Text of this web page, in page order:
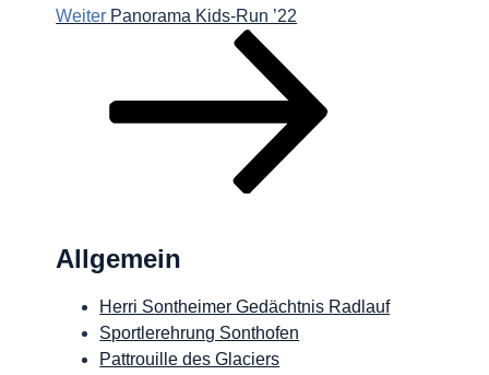
Nächster
Weiter Panorama Kids-Run ’22
Allgemein
Herri Sontheimer Gedächtnis Radlauf
Sportlerehrung Sonthofen
Pattrouille des Glaciers